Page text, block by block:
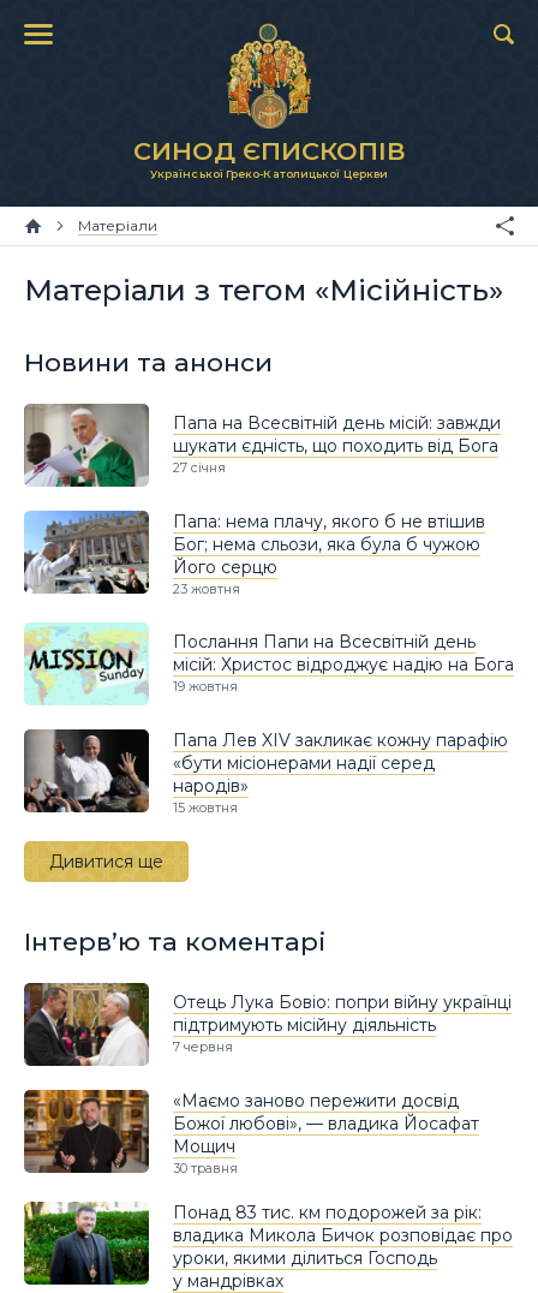
СИНОД ЄПИСКОПІВ
Української Греко-Католицької Церкви
Матеріали
Матеріали з тегом «Місійність»
Новини та анонси
Папа на Всесвітній день місій: завжди
шукати єдність, що походить від Бога
27 січня
Папа: нема плачу, якого б не втішив
Бог; нема сльози, яка була б чужою
Його серцю
23 жовтня
Послання Папи на Всесвітній день
місій: Христос відроджує надію на Бога
19 жовтня
Папа Лев XIV закликає кожну парафію
«бути місіонерами надії серед
народів»
15 жовтня
Дивитися ще
Інтерв’ю та коментарі
Отець Лука Бовіо: попри війну українці
підтримують місійну діяльність
7 червня
«Маємо заново пережити досвід
Божої любові», — владика Йосафат
Мощич
30 травня
Понад 83 тис. км подорожей за рік:
владика Микола Бичок розповідає про
уроки, якими ділиться Господь
у мандрівках